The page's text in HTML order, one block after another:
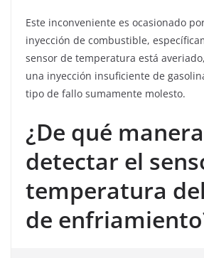
Este inconveniente es ocasionado
inyección de combustible,
sensor de temperatura está
una inyección insuficiente de
tipo de fallo sumamente molesto.
¿De qué
detectar el
temperatura
de